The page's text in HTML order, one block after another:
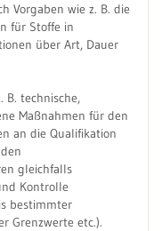
Vorgaben wie z. B. die
für Stoffe in
über Art, Dauer
B. technische,
Maßnahmen für den
an die Qualifikation
gleichfalls
Kontrolle
bestimmter
Grenzwerte etc.).